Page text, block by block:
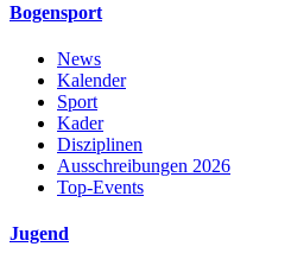
Bogensport
News
Kalender
Sport
Kader
Disziplinen
Ausschreibungen 2026
Top-Events
Jugend